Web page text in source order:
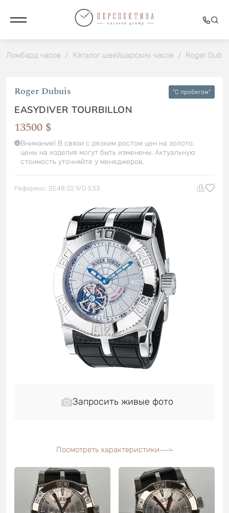
Ломбард часов / Каталог швейцарских часов / Roger
Roger Dubuis "C пробегом"
EASYDIVER TOURBILLON
13500 $
Внимание! В связи с резким ростом цен на золото,
цены на изделия могут быть изменены. Актуальную
стоимость уточняйте у менеджеров.
Референс: SE48 02 9/0 3.53
Запросить живые фото
Посмотреть характеристики